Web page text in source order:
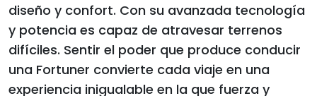
diseño y confort. Con su avanzada tecnología
y potencia es capaz de atravesar terrenos
difíciles. Sentir el poder que produce conducir
una Fortuner convierte cada viaje en una
experiencia inigualable en la que fuerza y